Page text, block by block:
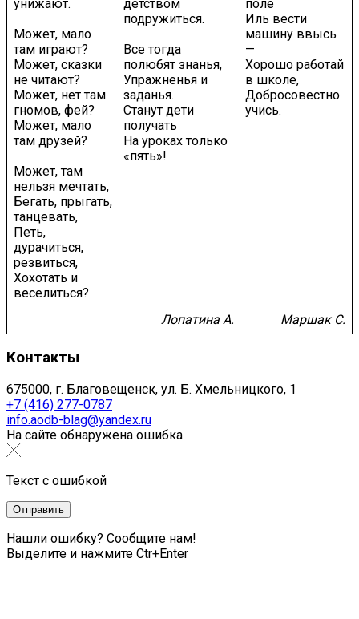
унижают.
Может, мало
там играют?
Может, сказки
не читают?
Может, нет там
гномов, фей?
Может, мало
там друзей?
Может, там
нельзя мечтать,
Бегать, прыгать,
танцевать,
Петь,
дурачиться,
резвиться,
Хохотать и
веселиться?
детством
подружиться.
Все тогда
полюбят знанья,
Упражненья и
заданья.
Станут дети
получать
На уроках только
«пять»!
поле
Иль вести
машину ввысь
—
Хорошо работай
в школе,
Добросовестно
учись.
Лопатина А. Маршак С.
Контакты
675000, г. Благовещенск, ул. Б. Хмельницкого, 1
+7 (416) 277-0787
info.aodb-blag@yandex.ru
На сайте обнаружена ошибка
Текст с ошибкой
Нашли ошибку? Сообщите нам!
Выделите и нажмите Ctr+Enter